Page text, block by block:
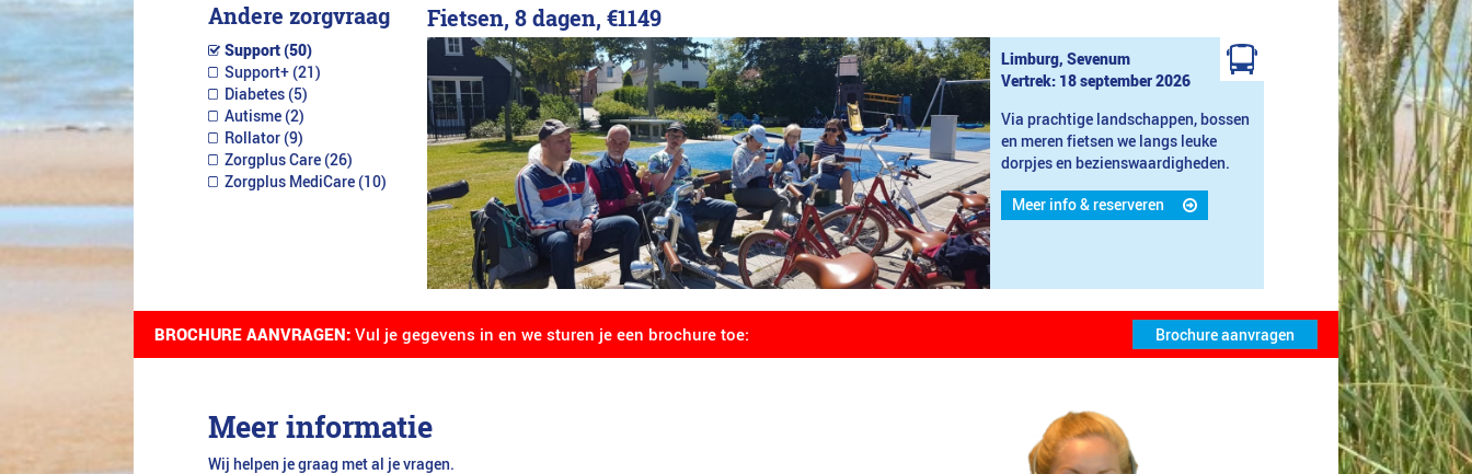
Andere zorgvraag
Support (50)
Support+ (21)
Diabetes (5)
Autisme (2)
Rollator (9)
Zorgplus Care (26)
Zorgplus MediCare (10)
Fietsen, 8 dagen, €1149
Limburg, Sevenum
Vertrek: 18 september 2026
Via prachtige landschappen, bossen
en meren fietsen we langs leuke
dorpjes en bezienswaardigheden.
Meer info & reserveren
BROCHURE AANVRAGEN: Vul je gegevens in en we sturen je een brochure toe:
Meer informatie
Wij helpen je graag met al je vragen.